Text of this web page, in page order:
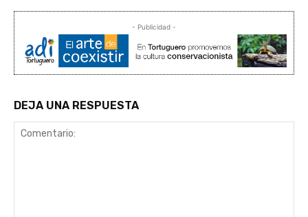
- Publicidad -
DEJA UNA RESPUESTA